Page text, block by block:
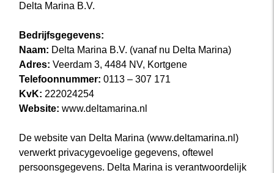
Delta Marina B.V.
Bedrijfsgegevens:
Naam: Delta Marina B.V. (vanaf nu Delta Marina)
Adres: Veerdam 3, 4484 NV, Kortgene
Telefoonnummer: 0113 – 307 171
KvK: 222024254
Website: www.deltamarina.nl
De website van Delta Marina (www.deltamarina.nl)
verwerkt privacygevoelige gegevens, oftewel
persoonsgegevens. Delta Marina is verantwoordelijk